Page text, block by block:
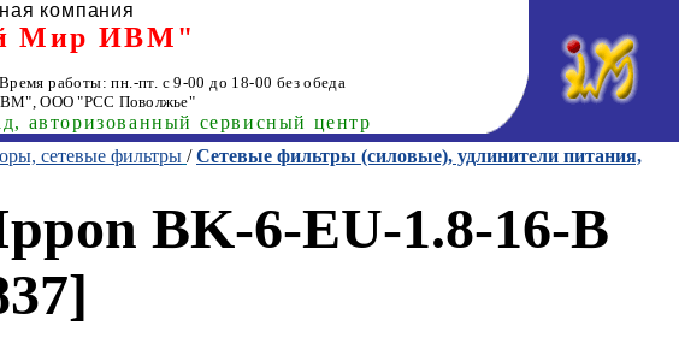
компания
Мир ИВМ"
Время работы: пн.-пт. с 9-00 до 18-00 без обеда
, ООО "РСС Поволжье"
авторизованный сервисный центр
сетевые фильтры /Сетевые фильтры (силовые), удлинители питания,
BK-6-EU-1.8-16-B